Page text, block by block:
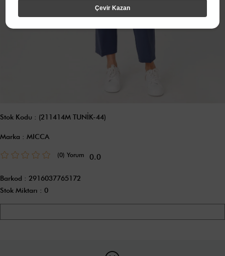
Stok Kodu (211414M TUNİK-44)
Marka : MICCA
(0) 0.0
Barkod : 2916037765172
Stok Miktarı : 0
Çevir Kazan